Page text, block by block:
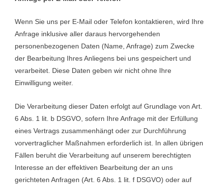
Wenn Sie uns per E-Mail oder Telefon kontaktieren, wird Ihre
Anfrage inklusive aller daraus hervorgehenden
personenbezogenen Daten (Name, Anfrage) zum Zwecke
der Bearbeitung Ihres Anliegens bei uns gespeichert und
verarbeitet. Diese Daten geben wir nicht ohne Ihre
Einwilligung weiter.
Die Verarbeitung dieser Daten erfolgt auf Grundlage von Art.
6 Abs. 1 lit. b DSGVO, sofern Ihre Anfrage mit der Erfüllung
eines Vertrags zusammenhängt oder zur Durchführung
vorvertraglicher Maßnahmen erforderlich ist. In allen übrigen
Fällen beruht die Verarbeitung auf unserem berechtigten
Interesse an der effektiven Bearbeitung der an uns
gerichteten Anfragen (Art. 6 Abs. 1 lit. f DSGVO) oder auf